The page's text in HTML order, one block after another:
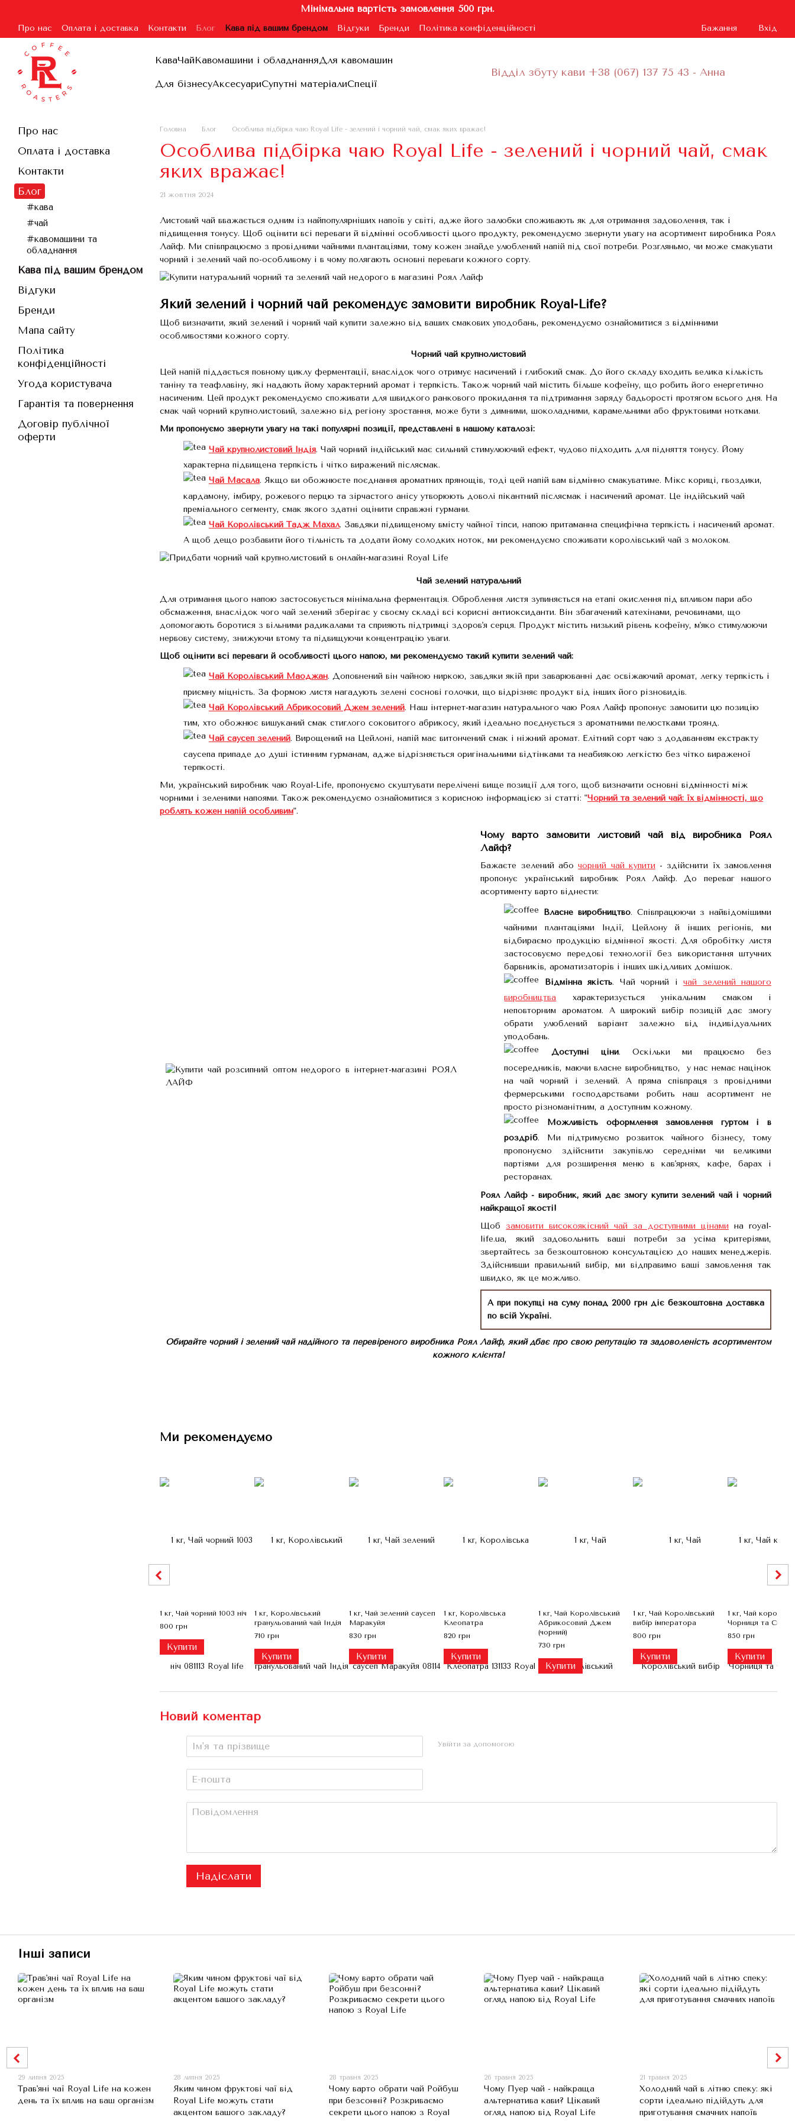
Мінімальна вартість замовлення 500 грн.
Про нас Оплата і доставка Контакти Блог Кава під вашим брендом Відгуки Бренди
Політика конфіденційності
Угода користувача
Гарантія та повернення Договір публічної оферти
Бажання Вхід
КаваЧайКавомашини і обладнанняДля кавомашин
Для бізнесуАксесуариСупутні матеріалиСпеції
Відділ збуту кави +38 (067) 137 75 43 - Анна
Головна Блог Особлива підбірка чаю Royal Life - зелений і чорний чай, смак яких вражає!
Особлива підбірка чаю Royal Life - зелений і чорний чай, смак
яких вражає!
21 жовтня 2024
Листовий чай вважається одним із найпопулярніших напоїв у світі, адже його залюбки споживають як для отримання задоволення, так і
підвищення тонусу. Щоб оцінити всі переваги й відмінні особливості цього продукту, рекомендуємо звернути увагу на асортимент виробника Роял
Лайф. Ми співпрацюємо з провідними чайними плантаціями, тому кожен знайде улюблений напій під свої потреби. Розгляньмо, чи може смакувати
чорний і зелений чай по-особливому і в чому полягають основні переваги кожного сорту.
Який зелений і чорний чай рекомендує замовити виробник Royal-Life?
Щоб визначити, який зелений і чорний чай купити залежно від ваших смакових уподобань, рекомендуємо ознайомитися з відмінними
особливостями кожного сорту.
Чорний чай крупнолистовий
Цей напій піддається повному циклу ферментації, внаслідок чого отримує насичений і глибокий смак. До його складу входить велика кількість
таніну та теафлавіну, які надають йому характерний аромат і терпкість. Також чорний чай містить більше кофеїну, що робить його енергетично
насиченим. Цей продукт рекомендуємо споживати для швидкого ранкового прокидання та підтримання заряду бадьорості протягом всього дня. На
смак чай чорний крупнолистовий, залежно від регіону зростання, може бути з димними, шоколадними, карамельними або фруктовими нотками.
Ми пропонуємо звернути увагу на такі популярні позиції, представлені в нашому каталозі:
Чай крупнолистовий Індія. Чай чорний індійський має сильний стимулюючий ефект, чудово підходить для підняття тонусу. Йому
характерна підвищена терпкість і чітко виражений післясмак.
Чай Масала. Якщо ви обожнюєте поєднання ароматних прянощів, тоді цей напій вам відмінно смакуватиме. Мікс кориці, гвоздики,
кардамону, імбиру, рожевого перцю та зірчастого анісу утворюють доволі пікантний післясмак і насичений аромат. Це індійський чай
преміального сегменту, смак якого здатні оцінити справжні гурмани.
Чай Королівський Тадж Махал. Завдяки підвищеному вмісту чайної тіпси, напою притаманна специфічна терпкість і насичений аромат.
А щоб дещо розбавити його тільність та додати йому солодких ноток, ми рекомендуємо споживати королівський чай з молоком.
Чай зелений натуральний
Для отримання цього напою застосовується мінімальна ферментація. Оброблення листя зупиняється на етапі окислення під впливом пари або
обсмаження, внаслідок чого чай зелений зберігає у своєму складі всі корисні антиоксиданти. Він збагачений катехінами, речовинами, що
допомогають боротися з вільними радикалами та сприяють підтримці здоров'я серця. Продукт містить низький рівень кофеїну, м'яко стимулюючи
нервову систему, знижуючи втому та підвищуючи концентрацію уваги.
Щоб оцінити всі переваги й особливості цього напою, ми рекомендуємо такий купити зелений чай:
Чай Королівський Маоджан. Доповнений він чайною ниркою, завдяки якій при заварюванні дає освіжаючий аромат, легку терпкість і
приємну міцність. За формою листя нагадують зелені соснові голочки, що відрізняє продукт від інших його різновидів.
Чай Королівський Абрикосовий Джем зелений. Наш інтернет-магазин натурального чаю Роял Лайф пропонує замовити цю позицію
тим, хто обожнює вишуканий смак стиглого соковитого абрикосу, який ідеально поєднується з ароматними пелюстками троянд.
Чай саусеп зелений. Вирощений на Цейлоні, напій має витончений смак і ніжний аромат. Елітний сорт чаю з додаванням екстракту
саусепа припаде до душі істинним гурманам, адже відрізняється оригінальними відтінками та неабиякою легкістю без чітко вираженої
терпкості.
Ми, український виробник чаю Royal-Life, пропонуємо скуштувати перелічені вище позиції для того, щоб визначити основні відмінності між
чорними і зеленими напоями. Також рекомендуємо ознайомитися з корисною інформацією зі статті: "Чорний та зелений чай: їх відмінності, що
роблять кожен напій особливим".
Чому варто замовити листовий чай від виробника Роял
Лайф?
Бажаєте зелений абочорний чай купити - здійснити їх замовлення
пропонує український виробник Роял Лайф. До переваг нашого
асортименту варто віднести:
Власне виробництво. Співпрацюючи з найвідомішими
чайними плантаціями Індії, Цейлону й інших регіонів, ми
відбираємо продукцію відмінної якості. Для обробітку листя
застосовуємо передові технології без використання штучних
барвників, ароматизаторів і інших шкідливих домішок.
Відмінна якість. Чай чорний ічай зелений нашого
виробництва характеризується унікальним смаком і
неповторним ароматом. А широкий вибір позицій дає змогу
обрати улюблений варіант залежно від індивідуальних
уподобань.
Доступні ціни. Оскільки ми працюємо без
посередників, маючи власне виробництво, у нас немає націнок
на чай чорний і зелений. А пряма співпраця з провідними
фермерськими господарствами робить наш асортимент не
просто різноманітним, а доступним кожному.
Можливість оформлення замовлення гуртом і в
роздріб. Ми підтримуємо розвиток чайного бізнесу, тому
пропонуємо здійснити закупівлю середніми чи великими
партіями для розширення меню в кав'ярнях, кафе, барах і
ресторанах.
Роял Лайф - виробник, який дає змогу купити зелений чай і чорний
найкращої якості!
Щоб замовити високоякісний чай за доступними цінами на royal-
life.ua, який задовольнить ваші потреби за усіма критеріями,
звертайтесь за безкоштовною консультацією до наших менеджерів.
Здійснивши правильний вибір, ми відправимо ваші замовлення так
швидко, як це можливо.
А при покупці на суму понад 2000 грн діє безкоштовна доставка
по всій Україні.
Обирайте чорний і зелений чай надійного та перевіреного виробника Роял Лайф, який дбає про свою репутацію та задоволеність асортиментом
кожного клієнта!
Ми рекомендуємо
1 кг, Чай чорний 1003 ніч
800 грн
Купити
1 кг, Королівський
гранульований чай Індія
710 грн
Купити
1 кг, Чай зелений саусеп
Маракуйя
830 грн
Купити
1 кг, Королівська
Клеопатра
820 грн
Купити
1 кг, Чай Королівський
Абрикосовий Джем
(чорний)
730 грн
Купити
1 кг, Чай Королівський
вибір імператора
800 грн
Купити
1 кг, Чай
Чорниця та
850 грн
Купити
Новий коментар
Увійти за допомогою
Надіслати
Про нас
Оплата і доставка
Контакти
Блог
#кава
#чай
#кавомашини та
обладнання
Кава під вашим брендом
Відгуки
Бренди
Мапа сайту
Політика
конфіденційності
Угода користувача
Гарантія та повернення
Договір публічної
оферти
Інші записи
29 липня 2025
Трав'яні чаї Royal Life на кожен
день та їх вплив на ваш організм
28 липня 2025
Яким чином фруктові чаї від
Royal Life можуть стати
акцентом вашого закладу?
28 травня 2025
Чому варто обрати чай Ройбуш
при безсонні? Розкриваємо
секрети цього напою з Royal
26 травня 2025
Чому Пуер чай - найкраща
альтернатива кави? Цікавий
огляд напою від Royal Life
21 травня 2025
Холодний чай в літню спеку: які
сорти ідеально підійдуть для
приготування смачних напоїв